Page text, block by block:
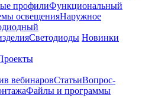
профилиФункциональный
освещенияНаружное
Светодиоды Новинки
вебинаровСтатьиВопрос-
Файлы и программы